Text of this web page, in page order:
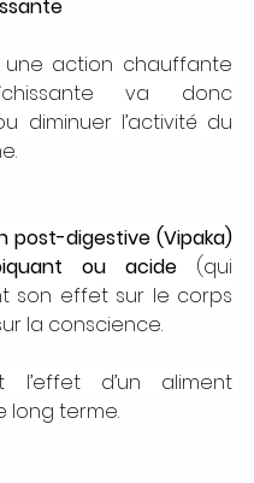
une action chauffante
va donc
diminuer l’activité du
post-digestive (Vipaka)
ou acide (qui
son effet sur le corps
la conscience.
l’effet d’un aliment
long terme.